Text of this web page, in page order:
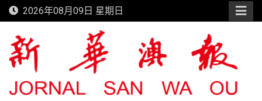
Skip
to
content
2026年08月09日 星期日